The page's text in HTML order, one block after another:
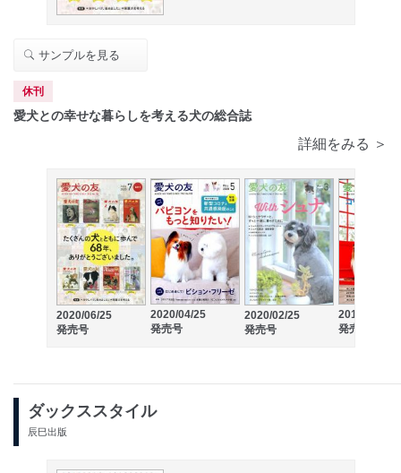
サンプルを見る
休刊
愛犬との幸せな暮らしを考える犬の総合誌
詳細をみる ＞
2020/06/25
発売号
2020/04/25
発売号
2020/02/25
発売号
2019/12/25
発売号
ダックススタイル
辰巳出版